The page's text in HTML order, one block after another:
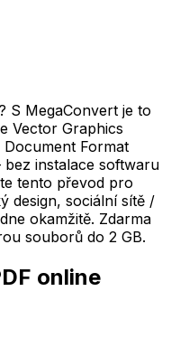
S MegaConvert je to
Vector Graphics
Format
instalace softwaru
tento převod pro
design, sociální sítě /
okamžitě. Zdarma
souborů do 2 GB.
online